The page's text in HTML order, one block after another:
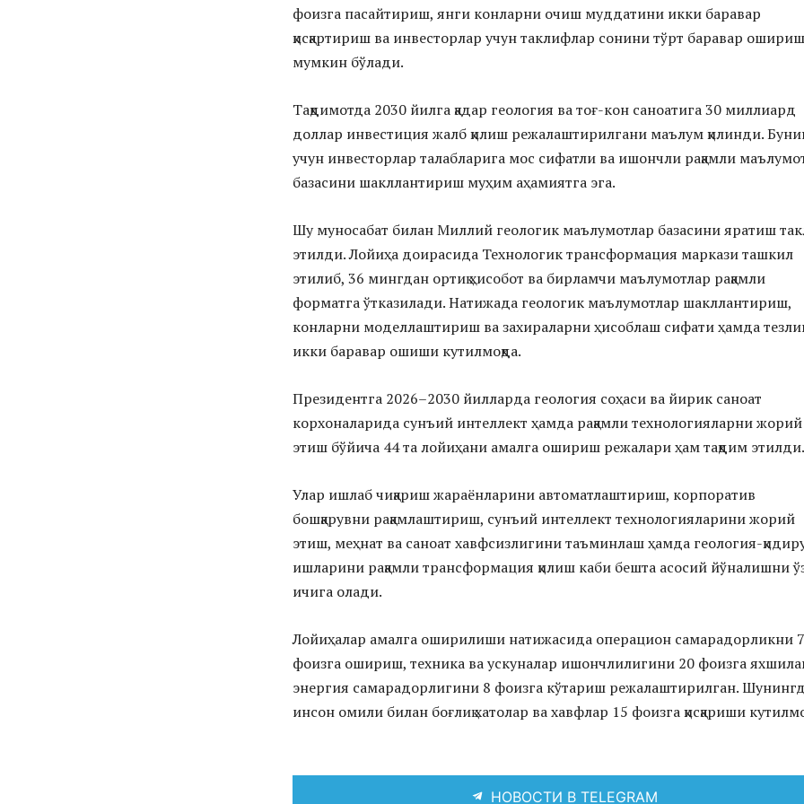
фоизга пасайтириш, янги конларни очиш муддатини икки баравар
қисқартириш ва инвесторлар учун таклифлар сонини тўрт баравар ошириш
мумкин бўлади.
Тақдимотда 2030 йилга қадар геология ва тоғ-кон саноатига 30 миллиард
доллар инвестиция жалб қилиш режалаштирилгани маълум қилинди.
учун инвесторлар талабларига мос сифатли ва ишончли рақамли
базасини шакллантириш муҳим аҳамиятга эга.
Шу муносабат билан Миллий геологик маълумотлар базасини яратиш
этилди. Лойиҳа доирасида Технологик трансформация маркази ташкил
этилиб, 36 мингдан ортиқ ҳисобот ва бирламчи маълумотлар рақамли
форматга ўтказилади. Натижада геологик маълумотлар шакллантириш,
конларни моделлаштириш ва захираларни ҳисоблаш сифати ҳамда
икки баравар ошиши кутилмоқда.
Президентга 2026–2030 йилларда геология соҳаси ва йирик саноат
корхоналарида сунъий интеллект ҳамда рақамли технологияларни жорий
этиш бўйича 44 та лойиҳани амалга ошириш режалари ҳам тақдим этилди.
Улар ишлаб чиқариш жараёнларини автоматлаштириш, корпоратив
бошқарувни рақамлаштириш, сунъий интеллект технологияларини жорий
этиш, меҳнат ва саноат хавфсизлигини таъминлаш ҳамда геология-
ишларини рақамли трансформация қилиш каби бешта асосий йўналишни
ичига олади.
Лойиҳалар амалга оширилиши натижасида операцион самарадорликни 7
фоизга ошириш, техника ва ускуналар ишончлилигини 20 фоизга
энергия самарадорлигини 8 фоизга кўтариш режалаштирилган.
инсон омили билан боғлиқ хатолар ва хавфлар 15 фоизга қисқариши
НОВОСТИ В TELEGRAM